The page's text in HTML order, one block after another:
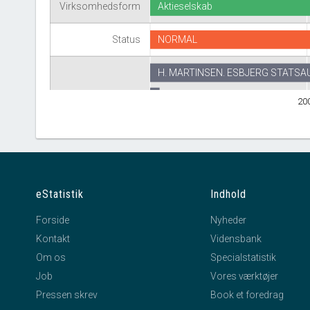
Virksomhedsform
Status
Aktieselskab
NORMAL
H. MARTINSEN. ESBJERG
DELOITTE
eStatistik
Forside
Kontakt
Om os
Job
Pressen skrev
Indhold
Nyheder
Vidensbank
Specialstatistik
Vores værktøjer
Book et foredrag